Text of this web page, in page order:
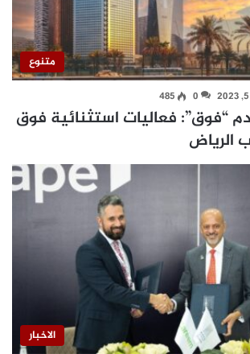
متنوع
0
485
“فوق”: فعاليات استثنائية فوق
الرياض
الاخبار